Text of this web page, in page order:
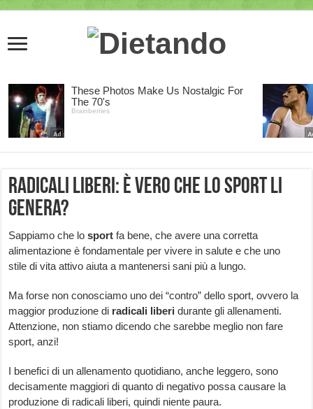
Radicali liberi: è vero che lo sport li
genera?
Sappiamo che losport fa bene, che avere una corretta
alimentazione è fondamentale per vivere in salute e che uno
stile di vita attivo aiuta a mantenersi sani più a lungo.
Ma forse non conosciamo uno dei “contro” dello sport, ovvero la
maggior produzione di radicali liberi durante gli allenamenti.
Attenzione, non stiamo dicendo che sarebbe meglio non fare
sport, anzi!
I benefici di un allenamento quotidiano, anche leggero, sono
decisamente maggiori di quanto di negativo possa causare la
produzione di radicali liberi, quindi niente paura.